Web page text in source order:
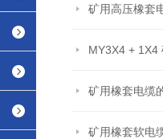
矿用高压橡套
MY3X4 + 1X4
矿用橡套电缆
矿用橡套软电